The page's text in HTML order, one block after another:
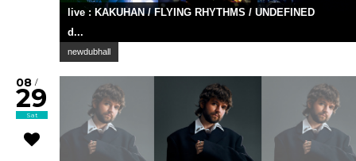
live : KAKUHAN / FLYING RHYTHMS / UNDEFINED
d...
newdubhall
08 /
29
Sat